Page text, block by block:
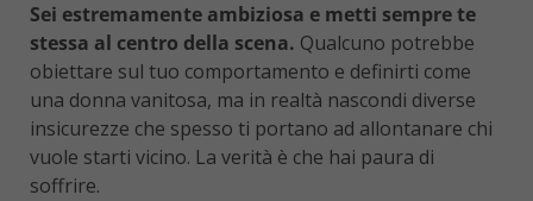
Sei estremamente ambiziosa e metti sempre te
stessa al centro della scena. Qualcuno potrebbe
obiettare sul tuo comportamento e definirti come
una donna vanitosa, ma in realtà nascondi diverse
insicurezze che spesso ti portano ad allontanare chi
vuole starti vicino. La verità è che hai paura di
soffrire.